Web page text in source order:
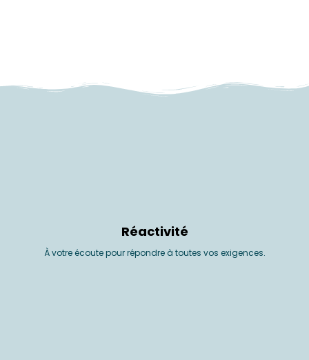
Réactivité
À votre écoute pour répondre à toutes vos exigences.